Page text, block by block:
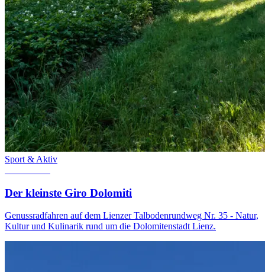
Sport & Aktiv
Der kleinste Giro Dolomiti
Genussradfahren auf dem Lienzer Talbodenrundweg Nr. 35 - Natur,
Kultur und Kulinarik rund um die Dolomitenstadt Lienz.